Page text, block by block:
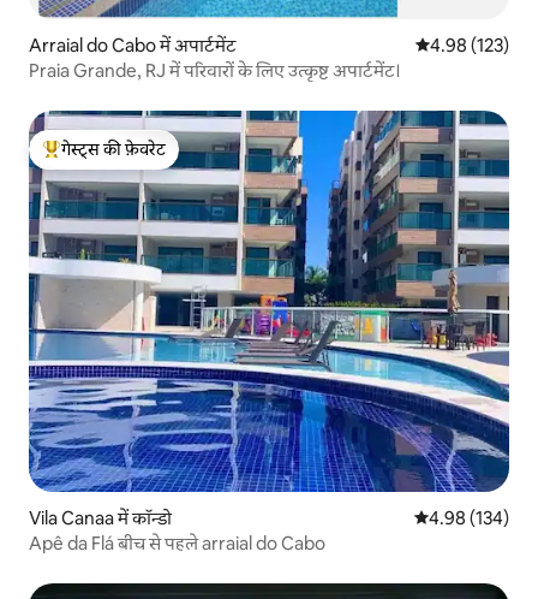
Arraial do Cabo में अपार्टमेंट औसत रेटिंग 5 में से
4.98 (123)
Praia Grande, RJ में परिवारों के लिए उत्कृष्ट अपार्टमेंट।
गेस्ट्स का टॉप फ़ेवरेट
गेस्ट्स की फ़ेवरेट
Vila Canaa में कॉन्डो औसत रेटिंग 5 में से
4.98 (134)
Apê da Flá बीच से पहले arraial do Cabo